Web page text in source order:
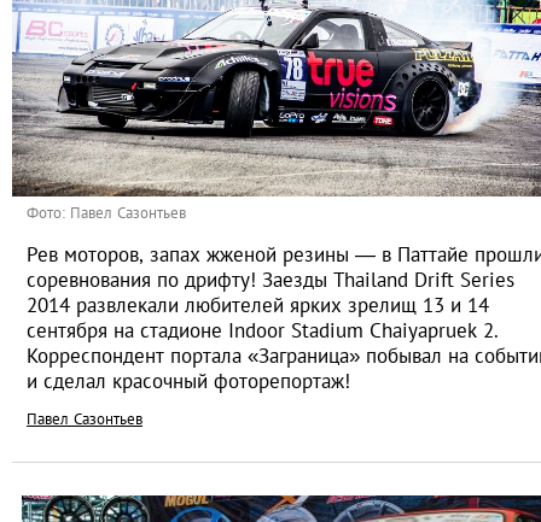
Фото: Павел Сазонтьев
Рев моторов, запах жженой резины — в Паттайе
соревнования по дрифту! Заезды Thailand Drift Series
2014 развлекали любителей ярких зрелищ 13 и 14
сентября на стадионе Indoor Stadium Chaiyapruek 2.
Корреспондент портала «Заграница» побывал на
и сделал красочный фоторепортаж!
Павел Сазонтьев